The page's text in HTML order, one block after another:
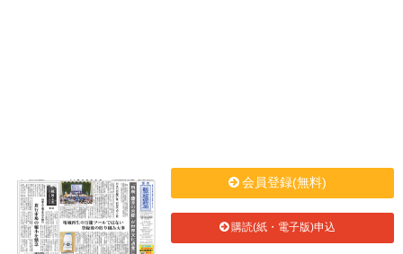
会員登録(無料)
購読(紙・電子版)申込